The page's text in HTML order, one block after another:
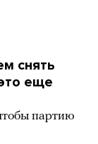
снять
еще
партию